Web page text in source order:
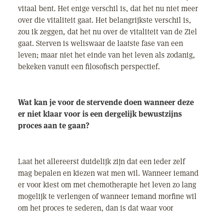
vitaal bent. Het enige verschil is, dat het nu niet meer
over die vitaliteit gaat. Het belangrijkste verschil is,
zou ik zeggen, dat het nu over de vitaliteit van de Ziel
gaat. Sterven is weliswaar de laatste fase van een
leven; maar niet het einde van het leven als zodanig,
bekeken vanuit een filosofisch perspectief.
Wat kan je voor de stervende doen wanneer deze
er niet klaar voor is een dergelijk bewustzijns
proces aan te gaan?
Laat het allereerst duidelijk zijn dat een ieder zelf
mag bepalen en kiezen wat men wil. Wanneer iemand
er voor kiest om met chemotherapie het leven zo lang
mogelijk te verlengen of wanneer iemand morfine wil
om het proces te sederen, dan is dat waar voor